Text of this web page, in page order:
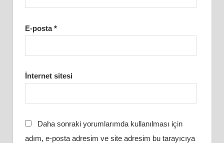
E-posta*
İnternet sitesi
Daha sonraki yorumlarımda kullanılması için
adım, e-posta adresim ve site adresim bu tarayıcıya